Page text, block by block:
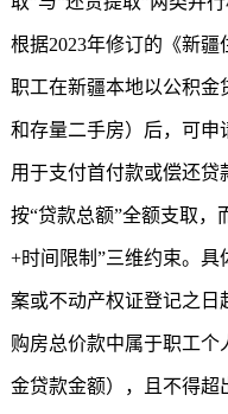
根据2023年修订的《新疆
职工在新疆本地以公积金
和存量二手房）后，可申
用于支付首付款或偿还
按“贷款总额”全额支取，
+时间限制”三维约束。
案或不动产权证登记之日
购房总价款中属于职工个
金贷款金额），且不得超